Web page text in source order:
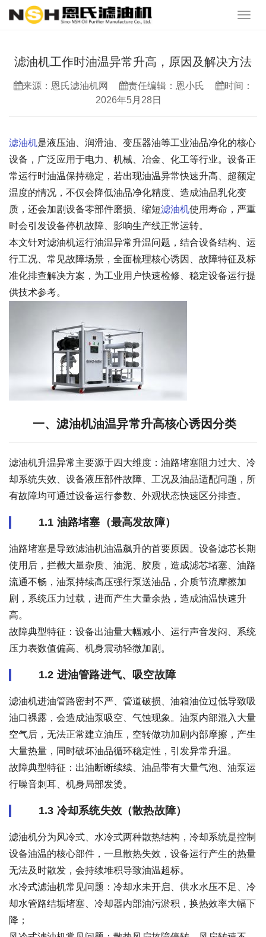
滤油机工作时油温异常升高，原因及解决方法
来源：恩氏滤油机网 责任编辑：恩小氏
时间：
2026年5月28日
滤油机是液压油、润滑油、变压器油等工业油品净化的核心
设备，广泛应用于电力、机械、冶金、化工等行业。设备正
常运行时油温保持稳定，若出现油温异常快速升高、超额定
温度的情况，不仅会降低油品净化精度、造成油品乳化变
质，还会加剧设备零部件磨损、缩短滤油机使用寿命，严重
时会引发设备停机故障、影响生产线正常运转。
本文针对滤油机运行油温异常升温问题，结合设备结构、运
行工况、常见故障场景，全面梳理核心诱因、故障特征及标
准化排查解决方案，为工业用户快速检修、稳定设备运行提
供技术参考。
一、滤油机油温异常升高核心诱因分类
滤油机升温异常主要源于四大维度：油路堵塞阻力过大、冷
却系统失效、设备液压部件故障、工况及油品适配问题，所
有故障均可通过设备运行参数、外观状态快速区分排查。
1.1 油路堵塞（最高发故障）
油路堵塞是导致滤油机油温飙升的首要原因。设备滤芯长期
使用后，拦截大量杂质、油泥、胶质，造成滤芯堵塞、油路
流通不畅，油泵持续高压强行泵送油品，介质节流摩擦加
剧，系统压力过载，进而产生大量余热，造成油温快速升
高。
故障典型特征：设备出油量大幅减小、运行声音发闷、系统
压力表数值偏高、机身震动轻微加剧。
1.2 进油管路进气、吸空故障
滤油机进油管路密封不严、管道破损、油箱油位过低导致吸
油口裸露，会造成油泵吸空、气蚀现象。油泵内部混入大量
空气后，无法正常建立油压，空转做功加剧内部摩擦，产生
大量热量，同时破坏油品循环稳定性，引发异常升温。
故障典型特征：出油断断续续、油品带有大量气泡、油泵运
行噪音刺耳、机身局部发烫。
1.3 冷却系统失效（散热故障）
滤油机分为风冷式、水冷式两种散热结构，冷却系统是控制
设备油温的核心部件，一旦散热失效，设备运行产生的热量
无法及时散发，会持续堆积导致油温超标。
水冷式滤油机常见问题：冷却水未开启、供水水压不足、冷
却水管路结垢堵塞、冷却器内部油污淤积，换热效率大幅下
降；